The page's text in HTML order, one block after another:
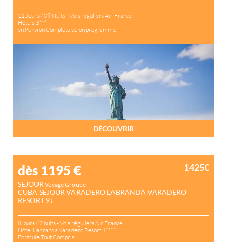
11 Jours / 09 Nuits - Vols réguliers Air France
Hôtels 3***
en Pension Complète selon programme
DÉCOUVRIR
dès 1195€
SÉJOUR Voyage Groupe
CUBA SÉJOUR VARADERO LABRANDA VARADERO
RESORT 9J
8 jours / 7 nuits - Vols réguliers Air France
Hôtel Labranda Varadero Resort 4****
Formule Tout Compris
1425€